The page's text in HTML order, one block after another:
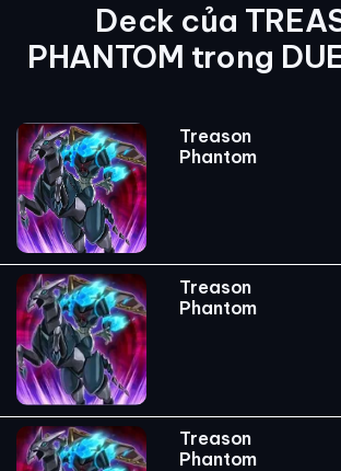
Deck của
PHANTOM trong
Treason
Phantom
Treason
Phantom
Treason
Phantom